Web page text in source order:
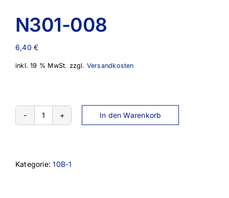
N301-008
6,40€
inkl. 19 % MwSt. zzgl. Versandkosten
N301-
In den Warenkorb
Kategorie:10B-1